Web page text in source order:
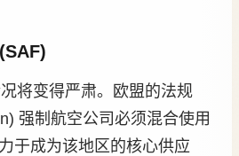
将变得严肃。欧盟的法规
强制航空公司必须混合使用
于成为该地区的核心供应